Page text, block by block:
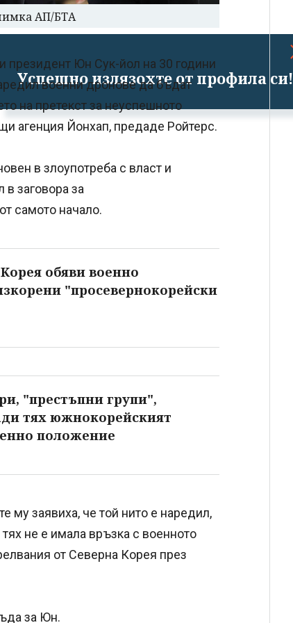
Успешно излязохте от профила си!
АП/БТА
Юн Сук-йол на 30 години
военни дронове да бъдат
на претекст за неуспешното
агенция Йонхап, предаде Ройтерс.
в злоупотреба с власт и
в заговора за
самото начало.
обяви военно
"просевернокорейски
"престъпни групи",
тях южнокорейският
положение
му заявиха, че той нито е наредил,
не е имала връзка с военното
от Северна Корея през
за Юн.